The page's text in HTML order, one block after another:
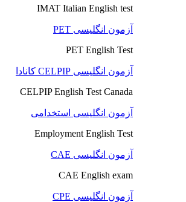
IMAT Italian English test
آزمون انگلیسی PET
PET English Test
آزمون انگلیسی CELPIP کانادا
CELPIP English Test Canada
آزمون انگلیسی استخدامی
Employment English Test
آزمون انگلیسی CAE
CAE English exam
آزمون انگلیسی CPE